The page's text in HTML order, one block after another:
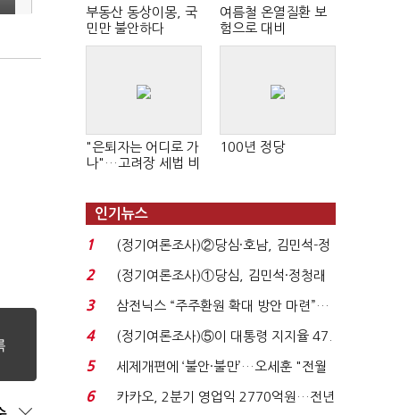
부동산 동상이몽, 국
민만 불안하다
여름철 온열질환 보
험으로 대비
"은퇴자는 어디로 가
나"…고려장 세법 비
100년 정당
인기뉴스
1
(정기여론조사)②당심·호남, 김민석-정
청래 '초접전'...
2
(정기여론조사)①당심, 김민석·정청래
'초접전'…대통령 ...
3
삼전닉스 “주주환원 확대 방안 마련”…
로이터에 성명...
4
(정기여론조사)⑤이 대통령 지지율 47.
7%…일주일 만에 ...
5
세제개편에 ‘불안·불만’…오세훈 "전월
세 구하기 더 ...
6
카카오, 2분기 영업익 2770억원…전년